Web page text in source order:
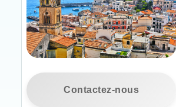
Contactez-nous